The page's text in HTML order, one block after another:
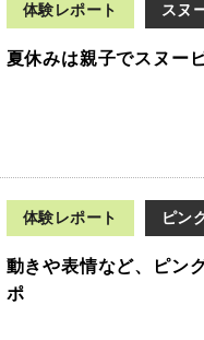
体験レポート スヌ
夏休みは親子でスヌー
体験レポート ピン
動きや表情など、ピン
ポ